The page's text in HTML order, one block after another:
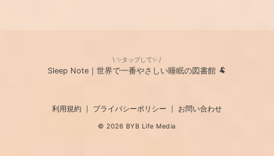
\ ✨タップして✨ /
Sleep Note｜世界で一番やさしい睡眠の図書館 🐏
利用規約 プライバシーポリシー お問い合わせ
© 2026 BYB Life Media